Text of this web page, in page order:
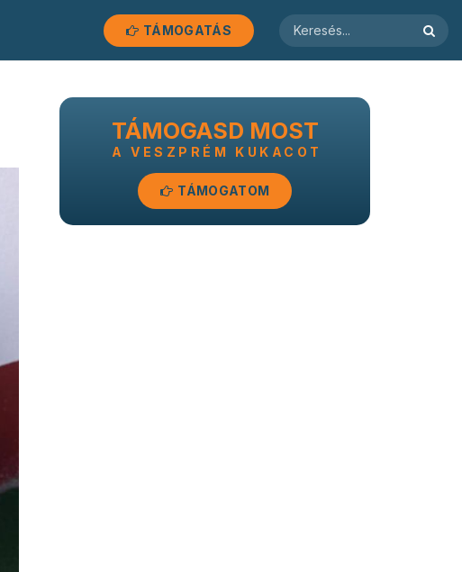
TÁMOGATÁS
TÁMOGASD MOST
A VESZPRÉM KUKACOT
TÁMOGATOM